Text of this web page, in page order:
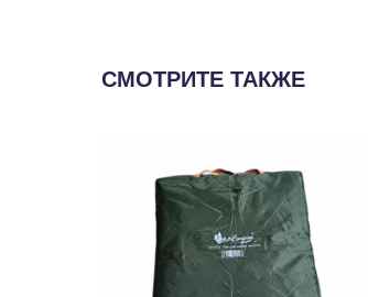
СМОТРИТЕ ТАКЖЕ